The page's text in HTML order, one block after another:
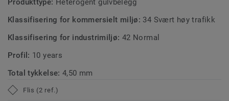
Produkttype: Heterogent gulvbelegg
Klassifisering for kommersielt miljø: 34 Svært høy trafikk
Klassifisering for industrimiljø: 42 Normal
Profil: 10 years
Total tykkelse:4,50 mm
Flis (2 ref.)